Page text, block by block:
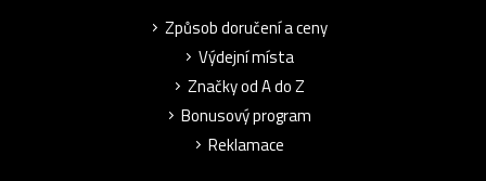
Způsob doručení a ceny
Výdejní místa
Značky od A do Z
Bonusový program
Reklamace